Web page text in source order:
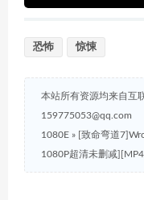
恐怖 惊悚
本站所有资源均来自互
159775053@qq.com
1080E » [致命弯道
1080P超清未删减